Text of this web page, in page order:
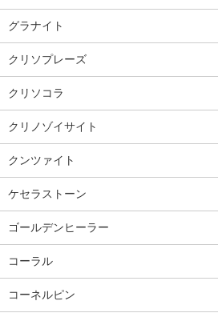
グラナイト
クリソプレーズ
クリソコラ
クリノゾイサイト
クンツァイト
ケセラストーン
ゴールデンヒーラー
コーラル
コーネルピン